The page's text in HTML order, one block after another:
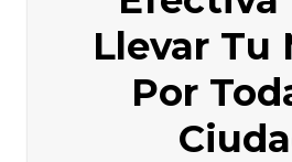
Llevar Tu
Por